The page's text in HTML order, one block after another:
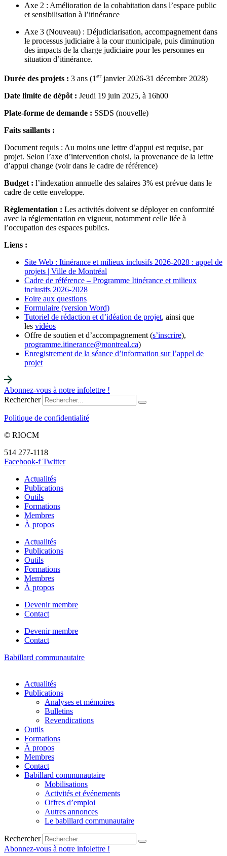
Axe 2 : Amélioration de la cohabitation dans l’espace public
et sensibilisation à l’itinérance
Axe 3 (Nouveau) : Déjudiciarisation, accompagnement dans
le processus judiciaire à la cour municipale, puis diminution
des impacts de la charge judiciaire pour les personnes en
situation d’itinérance.
Durée des projets : 3 ans (1 erjanvier 2026-31 décembre 2028)
Date limite de dépôt : Jeudi 19 juin 2025, à 16h00
Plate-forme de demande : SSDS (nouvelle)
Faits saillants :
Document requis : Au moins une lettre d’appui est requise, par
projet. Selon l’axe d’intervention choisi, la provenance de la lettre
d’appui change (voir dans le cadre de référence)
Budget : l’indexation annuelle des salaires 3% est prévue dans le
cadre de cette enveloppe.
Règlementation : Les activités doivent se déployer en conformité
avec la réglementation en vigueur, notamment celle liée à
l’occupation des espaces publics.
Liens :
Site Web : Itinérance et milieux inclusifs 2026-2028 : appel de
projets | Ville de Montréal
Cadre de référence – Programme Itinérance et milieux
inclusifs 2026-2028
Foire aux questions
Formulaire (version Word)
Tutoriel de rédaction et d’idéation de projet, ainsi que
les vidéos
Offre de soutien et d’accompagnement (s’inscrire),
programme.itinerance@montreal.ca)
Enregistrement de la séance d’information sur l’appel de
projet
Abonnez-vous à notre infolettre !
Rechercher
Politique de confidentialité
© RIOCM
514 277-1118
Facebook-f Twitter
Actualités
Publications
Outils
Formations
Membres
À propos
Actualités
Publications
Outils
Formations
Membres
À propos
Devenir membre
Contact
Devenir membre
Contact
Babillard communautaire
Actualités
Publications
Analyses et mémoires
Bulletins
Revendications
Outils
Formations
À propos
Membres
Contact
Babillard communautaire
Mobilisations
Activités et événements
Offres d’emploi
Autres annonces
Le babillard communautaire
Rechercher
Abonnez-vous à notre infolettre !